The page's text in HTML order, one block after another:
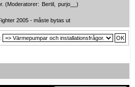
(Moderatorer: Bertil , purjo__ )
2005 - måste bytas ut